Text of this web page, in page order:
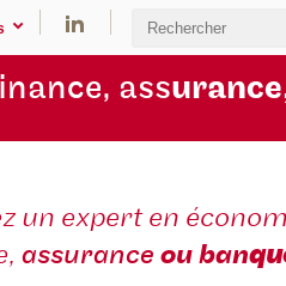
ass
un expert en
assurance ou ban